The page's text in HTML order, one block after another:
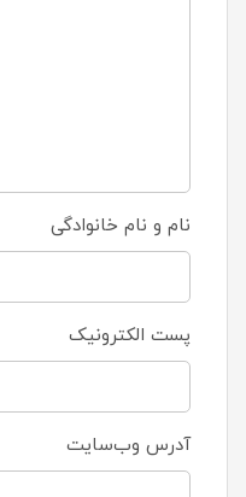
نام و نام خانوادگی
پست الکترونیک
آدرس وب‌سایت